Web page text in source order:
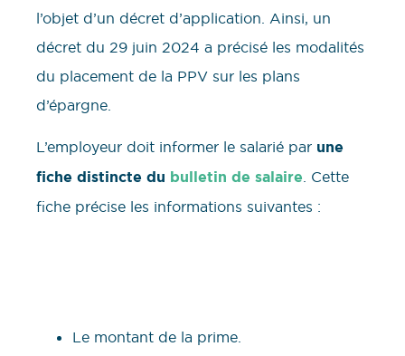
l’objet d’un décret d’application. Ainsi, un
décret du 29 juin 2024 a précisé les modalités
du placement de la PPV sur les plans
d’épargne.
L’employeur doit informer le salarié par une
fiche distincte du bulletin de salaire. Cette
fiche précise les informations suivantes :
Le montant de la prime.